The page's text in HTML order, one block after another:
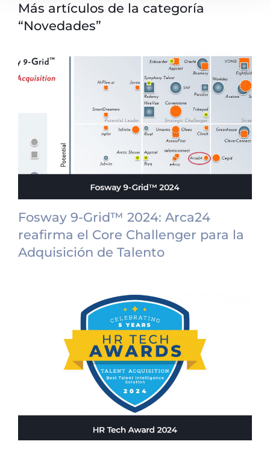
Más artículos de la categoría
“Novedades”
Fosway 9-Grid™ 2024: Arca24
reafirma el Core Challenger para la
Adquisición de Talento